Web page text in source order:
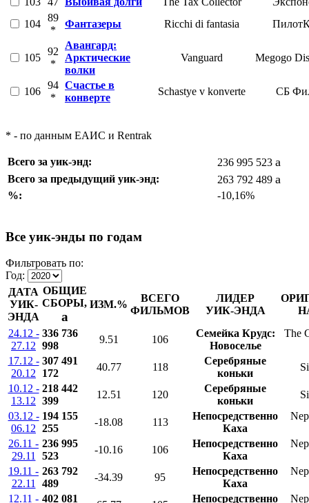
104
89
*
Фантазеры Ricchi di fantasia
105
92
*
Авангард:
Арктические
волки
Vanguard Megogo
106
94
*
Счастье в
конверте
Schastye v konverte СБ
* - по данным ЕАИС и Rentrak
Всего за уик-энд: 236 995 523 a
Всего за предыдущий уик-энд: 263 792 489 a
%: -10,16%
Все уик-энды по годам
Фильтровать по:
Год:
ДАТА
УИК-
ЭНДА
ОБЩИЕ
СБОРЫ,
a
ИЗМ.%
ВСЕГО
ФИЛЬМОВ
ЛИДЕР
УИК-ЭНДА
24.12 -
27.12
336 736
998
9.51 106
Семейка Крудс:
Новоселье
The
17.12 -
20.12
307 491
172
40.77 118
Серебряные
коньки
10.12 -
13.12
218 442
399
12.51 120
Серебряные
коньки
03.12 -
06.12
194 155
255
-18.08 113
Непосредственно
Каха
26.11 -
29.11
236 995
523
-10.16 106
Непосредственно
Каха
19.11 -
22.11
263 792
489
-34.39 95
Непосредственно
Каха
12.11 - 402 081 Непосредственно